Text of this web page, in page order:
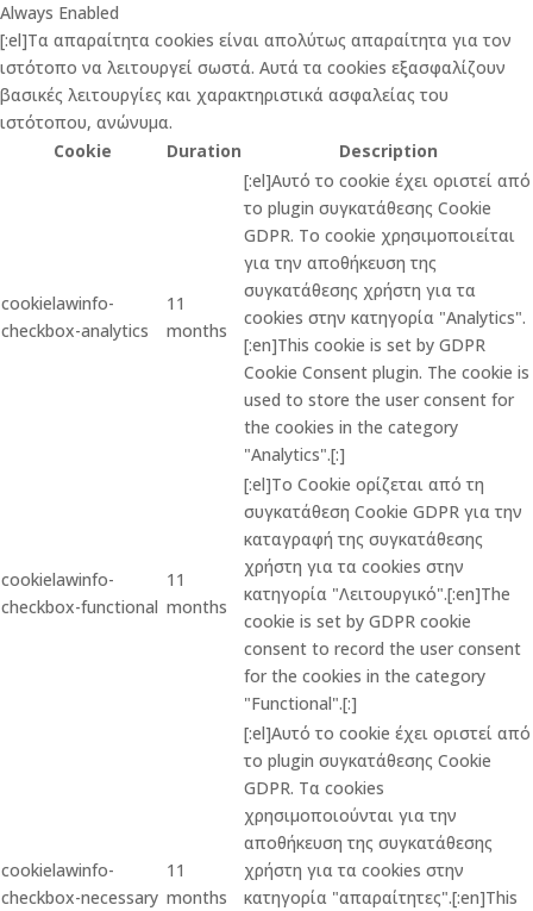
Always Enabled
[:el]Τα απαραίτητα cookies είναι απολύτως απαραίτητα για τον
ιστότοπο να λειτουργεί σωστά. Αυτά τα cookies εξασφαλίζουν
βασικές λειτουργίες και χαρακτηριστικά ασφαλείας του
ιστότοπου, ανώνυμα.
Cookie
Duration Description
cookielawinfo-
checkbox-analytics
11
months
[:el]Αυτό το cookie έχει οριστεί από
το plugin συγκατάθεσης Cookie
GDPR. Το cookie χρησιμοποιείται
για την αποθήκευση της
συγκατάθεσης χρήστη για τα
cookies στην κατηγορία "Analytics".
[:en]This cookie is set by GDPR
Cookie Consent plugin. The cookie is
used to store the user consent for
the cookies in the category
"Analytics".[:]
cookielawinfo-
checkbox-functional
11
months
[:el]Το Cookie ορίζεται από τη
συγκατάθεση Cookie GDPR για την
καταγραφή της συγκατάθεσης
χρήστη για τα cookies στην
κατηγορία "Λειτουργικό".[:en]The
cookie is set by GDPR cookie
consent to record the user consent
for the cookies in the category
"Functional".[:]
cookielawinfo-
checkbox-necessary
11
months
[:el]Αυτό το cookie έχει οριστεί από
το plugin συγκατάθεσης Cookie
GDPR. Τα cookies
χρησιμοποιούνται για την
αποθήκευση της συγκατάθεσης
χρήστη για τα cookies στην
κατηγορία "απαραίτητες".[:en]This